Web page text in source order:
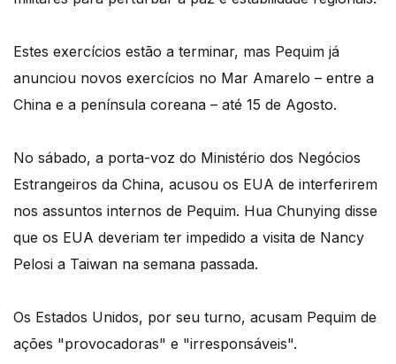
Estes exercícios estão a terminar, mas Pequim já
anunciou novos exercícios no Mar Amarelo – entre a
China e a península coreana – até 15 de Agosto.
No sábado, a porta-voz do Ministério dos Negócios
Estrangeiros da China, acusou os EUA de interferirem
nos assuntos internos de Pequim. Hua Chunying disse
que os EUA deveriam ter impedido a visita de Nancy
Pelosi a Taiwan na semana passada.
Os Estados Unidos, por seu turno, acusam Pequim de
ações "provocadoras" e "irresponsáveis".